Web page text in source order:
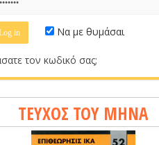
Να με θυμάσαι
τον κωδικό σας;
ΤΕΥΧΟΣ ΤΟΥ ΜΗΝΑ